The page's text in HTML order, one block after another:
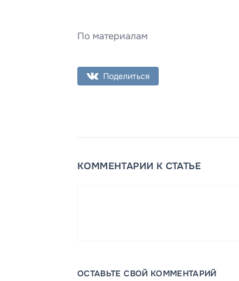
По материалам
Поделиться
КОММЕНТАРИИ К СТАТЬЕ
ОСТАВЬТЕ СВОЙ КОММЕНТАРИЙ